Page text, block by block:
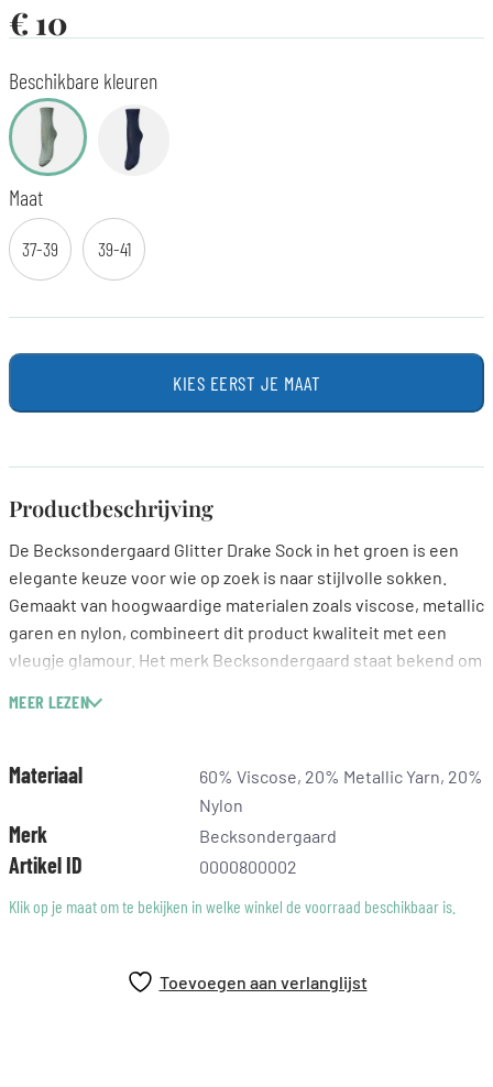
€ 10
Beschikbare kleuren
Maat
37-39 39-41
KIES EERST JE MAAT
Productbeschrijving
De Becksondergaard Glitter Drake Sock in het groen is een
elegante keuze voor wie op zoek is naar stijlvolle sokken.
Gemaakt van hoogwaardige materialen zoals viscose, metallic
garen en nylon, combineert dit product kwaliteit met een
vleugje glamour. Het merk Becksondergaard staat bekend om
verfijnde afwerking van deze sokken. Perfect voor wie op
MEER LEZEN
Materiaal
60% Viscose, 20% Metallic Yarn, 20%
Nylon
Merk Becksondergaard
Artikel ID
0000800002
Klik op je maat om te bekijken in welke winkel de voorraad beschikbaar is.
Toevoegen aan verlanglijst